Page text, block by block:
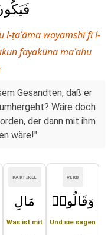
l-ṭaʿāma wayamshī fī l-
fayakūna maʿahu
Gesandten, daß er
Wäre doch
der dann mit ihm
wäre!"
VERB
وَقَالُوا۟
Und sie sagen
PARTIKEL
مَالِ
Was ist mit